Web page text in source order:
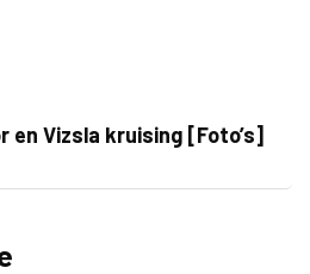
en Vizsla kruising [Foto’s]